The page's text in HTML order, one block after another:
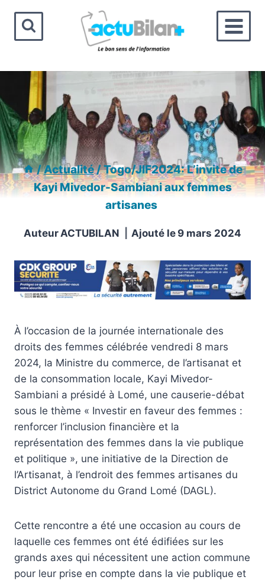
contenu
/Actualité/Togo/JIF2024: L’invite de
Kayi Mivedor-Sambiani aux femmes
artisanes
Auteur ACTUBILAN Ajouté le 9 mars 2024
À l’occasion de la journée internationale des
droits des femmes célébrée vendredi 8 mars
2024, la Ministre du commerce, de l’artisanat et
de la consommation locale, Kayi Mivedor-
Sambiani a présidé à Lomé, une causerie-débat
sous le thème « Investir en faveur des femmes :
renforcer l’inclusion financière et la
représentation des femmes dans la vie publique
et politique », une initiative de la Direction de
l’Artisanat, à l’endroit des femmes artisanes du
District Autonome du Grand Lomé (DAGL).
Cette rencontre a été une occasion au cours de
laquelle ces femmes ont été édifiées sur les
grands axes qui nécessitent une action commune
pour leur prise en compte dans la vie publique et